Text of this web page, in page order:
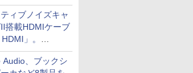
ィブノイズキャ
搭載HDMIケーブ
」。
から
、ブックシ